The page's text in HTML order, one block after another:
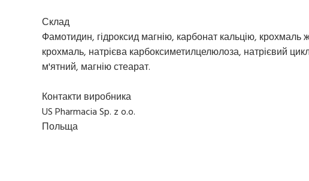
Склад
Фамотидин, гідроксид магнію, карбонат кальцію, крохмаль
крохмаль, натрієва карбоксиметилцелюлоза, натрієвий
м'ятний, магнію стеарат.
Контакти виробника
US Pharmacia Sp. z o.o.
Польща